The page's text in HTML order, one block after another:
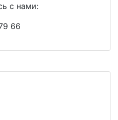
с нами:
66
друзей